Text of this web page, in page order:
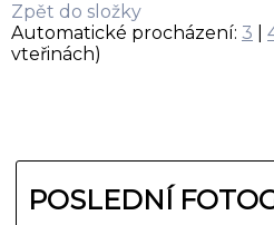
Zpět do složky
Automatické procházení: 3
vteřinách)
POSLEDNÍ